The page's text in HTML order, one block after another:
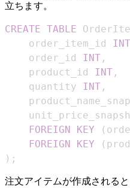
立ちます。
CREATE TABLE
    order_item_id
INT
    order_id
INT ,
    product_id
INT ,
    quantity
INT ,
FOREIGN
KEY (
FOREIGN
KEY (
) ;
注文アイテムが作成される